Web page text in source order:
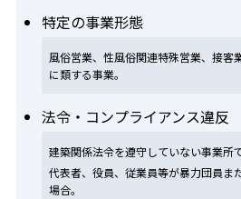
特定の事業形態
風俗営業、性風俗関連特殊営業、接客
に類する事業。
法令・コンプライアンス違反
建築関係法令を遵守していない事業所
代表者、役員、従業員等が暴力団員ま
場合。